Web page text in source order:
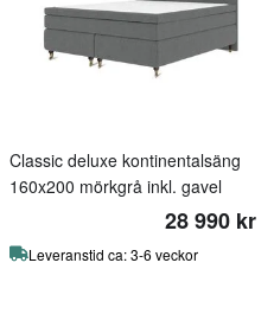
Classic deluxe kontinentalsäng
160x200 mörkgrå inkl. gavel
28 990 kr
Leveranstid ca: 3-6 veckor